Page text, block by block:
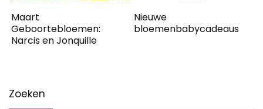
Maart
Geboortebloemen:
Narcis en Jonquille
Nieuwe
bloemenbabycadeaus
Zoeken